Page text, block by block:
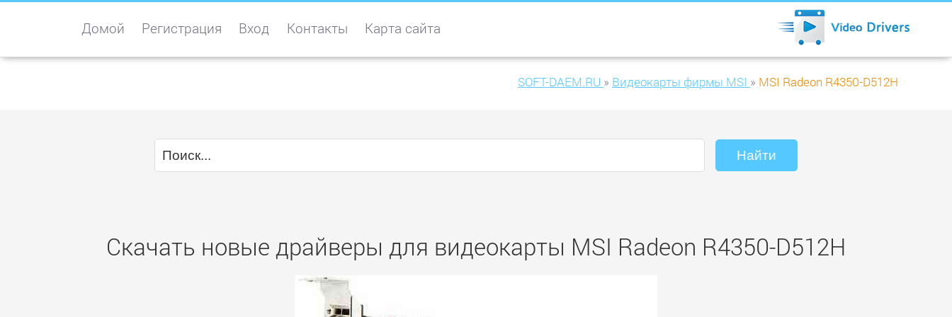
Домой Регистрация Вход Контакты Карта сайта
SOFT-DAEM.RU » Видеокарты фирмы MSI » MSI Radeon R4350-D512H
Скачать новые драйверы для видеокарты MSI Radeon R4350-D512H